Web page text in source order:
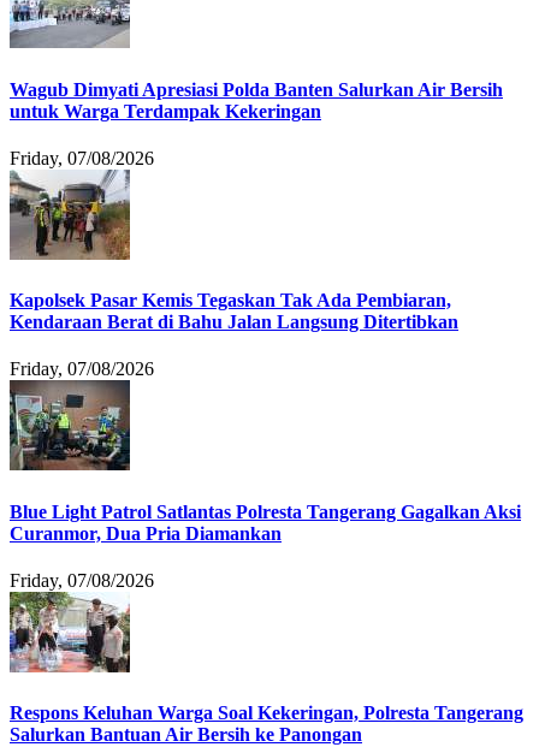
Wagub Dimyati Apresiasi Polda Banten Salurkan Air Bersih
untuk Warga Terdampak Kekeringan
Friday, 07/08/2026
Kapolsek Pasar Kemis Tegaskan Tak Ada Pembiaran,
Kendaraan Berat di Bahu Jalan Langsung Ditertibkan
Friday, 07/08/2026
Blue Light Patrol Satlantas Polresta Tangerang Gagalkan Aksi
Curanmor, Dua Pria Diamankan
Friday, 07/08/2026
Respons Keluhan Warga Soal Kekeringan, Polresta Tangerang
Salurkan Bantuan Air Bersih ke Panongan